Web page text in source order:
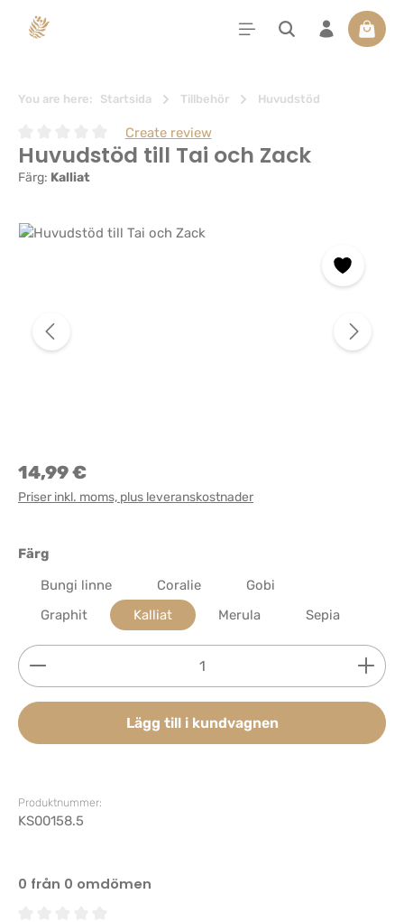
You are here: Startsida Tillbehör Huvudstöd
Genomsnittligt betyg på 0 av 5 stjärnor
Create review
Huvudstöd till Tai och Zack
Färg: Kalliat
Hoppa över bildgalleri
14,99 €
Priser inkl. moms, plus leveranskostnader
Välj
Färg
Bungi linne
Coralie
Gobi
Graphit
Kalliat Merula Sepia
Produktkvantitet: Ange önskat belopp eller
Lägg till i kundvagnen
Produktnummer:
KS00158.5
0 från 0 omdömen